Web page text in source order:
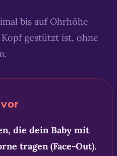
bis auf Ohrhöhe
gestützt ist, ohne
die dein Baby mit
tragen (Face-Out).